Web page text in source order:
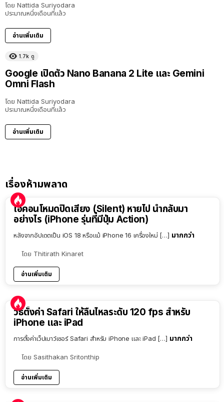
โดย Nattida Suriyodara
ประมาณหนึ่งเดือนที่แล้ว
อ่านเพิ่มเติม
1.7k ดู
Google เปิดตัว Nano Banana 2 Lite และ Gemini
Omni Flash
โดย Nattida Suriyodara
ประมาณหนึ่งเดือนที่แล้ว
อ่านเพิ่มเติม
เรื่องห้ามพลาด
ไอคอนโหมดปิดเสียง (Silent) หายไป นำกลับมา
อย่างไร (iPhone รุ่นที่มีปุ่ม Action)
หลังจากอัปเดตเป็น iOS 18 หรือแม้ iPhone 16 เครื่องใหม่ […] มากกว่า
โดย Thitirath Kinaret
อ่านเพิ่มเติม
วิธีตั้งค่า Safari ให้ลื่นไหลระดับ 120 fps สำหรับ
iPhone และ iPad
การตั้งค่าเว็ปเบาว์เซอร์ Safari สำหรับ iPhone และ iPad […] มากกว่า
โดย Sasithakan Sritonthip
อ่านเพิ่มเติม